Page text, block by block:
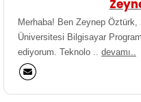
Merhaba! Ben Zeynep Öztürk,
Üniversitesi Bilgisayar
ediyorum. Teknolo .. devamı..